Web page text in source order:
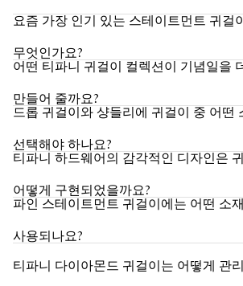
요즘 가장 인기 있는 스테이트먼트 귀걸
무엇인가요?
어떤 티파니 귀걸이 컬렉션이 기념일을
만들어 줄까요?
드롭 귀걸이와 샹들리에 귀걸이 중 어떤
선택해야 하나요?
티파니 하드웨어의 감각적인 디자인은
어떻게 구현되었을까요?
파인 스테이트먼트 귀걸이에는 어떤 소
사용되나요?
티파니 다이아몬드 귀걸이는 어떻게 관